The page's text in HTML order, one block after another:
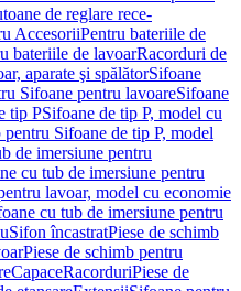
de reglare rece-
AccesoriiPentru bateriile de
bateriile de lavoarRacorduri de
aparate şi spălătorSifoane
Sifoane pentru lavoareSifoane
tip PSifoane de tip P, model cu
pentru Sifoane de tip P, model
de imersiune pentru
cu tub de imersiune pentru
lavoar, model cu economie
cu tub de imersiune pentru
Sifon încastratPiese de schimb
Piese de schimb pentru
CapaceRacorduriPiese de